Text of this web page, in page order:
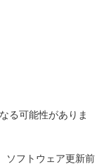
る可能性がありま
ソフトウェア更新前